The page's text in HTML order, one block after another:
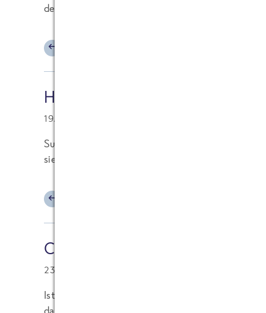
den Tagesbedarf eines Erwachsenen zu decken!
Haberland
19.04.2018 at 20:52
Super Idee, dann könnte man Brennesseln in
sie vom Geschmack vor Spinat und die
Carsten
23.12.2017 at 06:56
Ist ja schon etwas fies, wenn man nach
dann herausstellt, dass es sich beim obersten